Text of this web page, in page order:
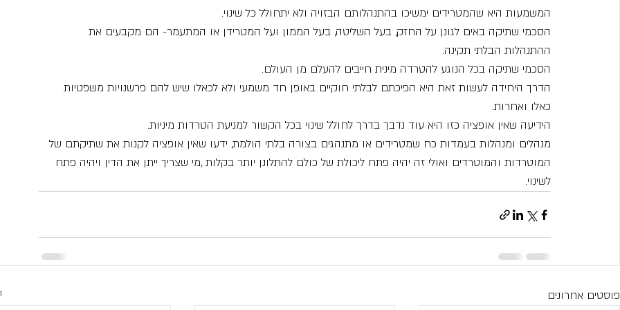
המשמעות היא שהמטרידים ימשיכו בהתנהלותם הבזויה ולא יתחולל כל שינוי.
הסכמי שתיקה באים לגונן על החזק, בעל השליטה, בעל הממון ועל המטרידן או המתעמר- הם מקבעים את
ההתנהלות הבלתי תקינה.
הסכמי שתיקה בכל הנוגע להטרדה מינית חייבים להעלם מן העולם.
הדרך היחידה לעשות זאת היא הפיכתם לבלתי חוקיים באופן חד משמעי ולא לכאלו שיש להם פרשנויות משפטיות
כאלו ואחרות.
הידיעה שאין אופציה כזו היא עוד נדבך בדרך לחולל שינוי בכל הקשור למניעת הטרדות מיניות.
מנהלים ומנהלות בעמדות כח שמטרידים או מתנהגים בצורה בלתי הולמת, ידעו שאין אופציה לקנות את שתיקתם של
המוטרדות והמוטרדים ואולי זה יהיה פתח ליכולת של כולם להתלונן יותר בקלות ,מי שצריך ייתן את הדין ויהיה פתח
לשינוי.
פוסטים אחרונים